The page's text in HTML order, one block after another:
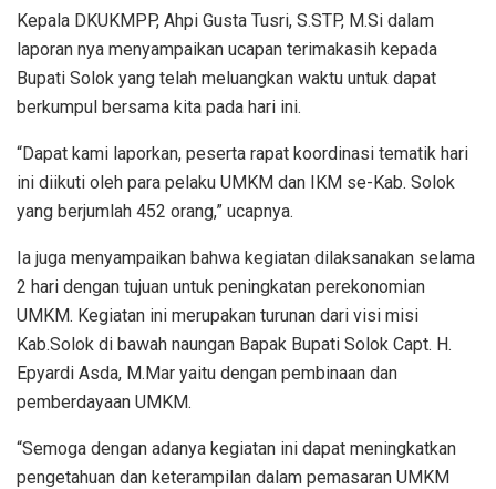
Kepala DKUKMPP, Ahpi Gusta Tusri, S.STP, M.Si dalam
laporan nya menyampaikan ucapan terimakasih kepada
Bupati Solok yang telah meluangkan waktu untuk dapat
berkumpul bersama kita pada hari ini.
“Dapat kami laporkan, peserta rapat koordinasi tematik hari
ini diikuti oleh para pelaku UMKM dan IKM se-Kab. Solok
yang berjumlah 452 orang,” ucapnya.
Ia juga menyampaikan bahwa kegiatan dilaksanakan selama
2 hari dengan tujuan untuk peningkatan perekonomian
UMKM. Kegiatan ini merupakan turunan dari visi misi
Kab.Solok di bawah naungan Bapak Bupati Solok Capt. H.
Epyardi Asda, M.Mar yaitu dengan pembinaan dan
pemberdayaan UMKM.
“Semoga dengan adanya kegiatan ini dapat meningkatkan
pengetahuan dan keterampilan dalam pemasaran UMKM